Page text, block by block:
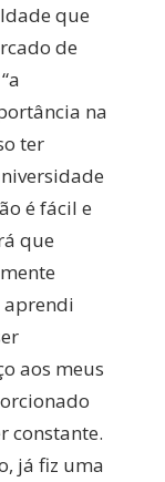
que
de
na
ter
é fácil e
que
aprendi
aos meus
constante.
já fiz uma